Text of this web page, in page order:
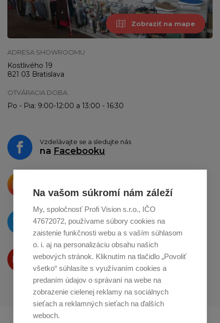
Zobraziť na mape
ADRESA SHOWROOMU
Kostlivého 19
821 03 Bratislava
OTVÁRACIA DOBA
Po - Pia: 9:00-12:00 a 13:00 - 16:30
Vzdelávajte se a sledujte nás
na Facebooku
o zdieľanie naInstagrame
O novinkách píšeme
naTwitteri
Produkty Vám predstavujeme
na Youtube
Profikuchař.cz
Na vašom súkromí nám záleží
My, spoločnosť Profi Vision s.r.o., IČO
47672072, používame súbory cookies na
zaistenie funkčnosti webu a s vaším súhlasom
o. i. aj na personalizáciu obsahu našich
webových stránok. Kliknutím na tlačidlo „Povoliť
všetko“ súhlasíte s využívaním cookies a
predaním údajov o správaní na webe na
zobrazenie cielenej reklamy na sociálnych
sieťach a reklamných sieťach na ďalších
weboch.